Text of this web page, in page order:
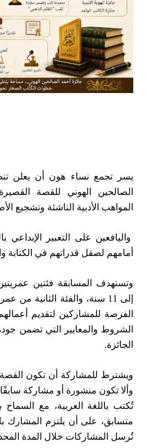
يسر تجمع نساء هون أن يعلن
الصالحين الهوني للقصة
المواهب الأدبية الناشئة وتشجيع
واليافعين على التعبير الإبداعي
أمامهم لصقل قدراتهم في
الفرصة للمشاركين لتقديم
الشروط والمعايير التي تضمن
الجائزة.
ويشترط للمشاركة أن تكون
وألا تكون منشورة أو مشاركة
تُكتب باللغة العربية، مع
متسابق، على أن يلتزم المشارك
تُرسل المشاركات خلال المدة